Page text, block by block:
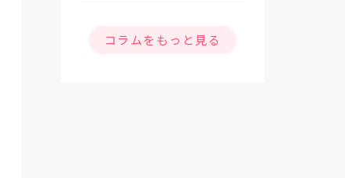
コラムをもっと見る